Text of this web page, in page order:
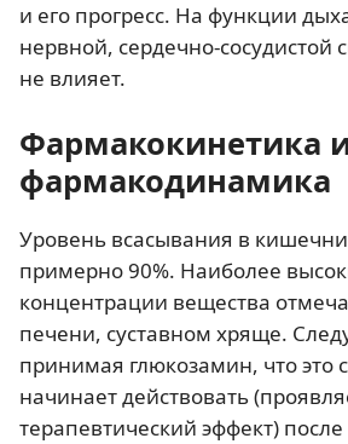
и его прогресс. На функции
нервной, сердечно-сосудистой
не влияет.
Фармакокинетика
фармакодинамика
Уровень всасывания в
примерно 90%. Наиболее
концентрации вещества
печени, суставном хряще.
принимая глюкозамин, что это
начинает действовать
терапевтический эффект)